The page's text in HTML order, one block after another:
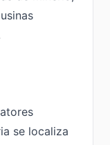
se localiza